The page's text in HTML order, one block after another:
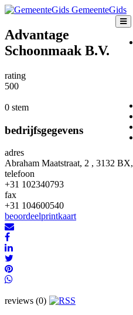
GemeenteGids
Advantage
Schoonmaak B.V.
rating
500
0 stem
bedrijfsgegevens
adres
Abraham Maatstraat, 2 , 3132 BX,
telefoon
+31 102340793
fax
+31 104600540
beoordeelprintkaart
reviews (0)